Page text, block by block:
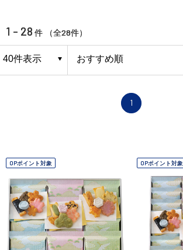
1 - 28 件 （全28件）
1
OPポイント対象 OPポイント対象